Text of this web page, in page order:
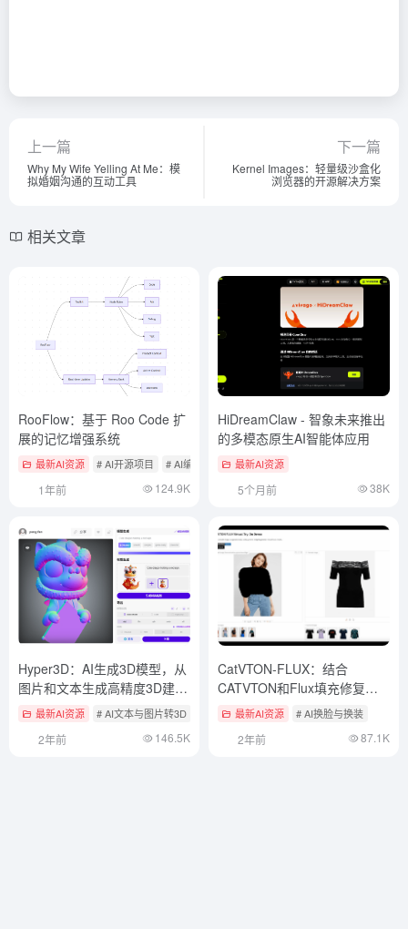
上一篇
Why My Wife Yelling At Me：模
拟婚姻沟通的互动工具
下一篇
Kernel Images：轻量级沙盒化
浏览器的开源解决方案
相关文章
RooFlow：基于 Roo Code 扩
展的记忆增强系统
最新AI资源 # AI开源项目 # AI编程
1年前 124.9K
HiDreamClaw - 智象未来推出
的多模态原生AI智能体应用
最新AI资源
5个月前 38K
Hyper3D：AI生成3D模型，从
图片和文本生成高精度3D建模
（推荐）
最新AI资源 # AI文本与图片转3D
2年前 146.5K
CatVTON-FLUX：结合
CATVTON和Flux填充修复模
型，实现虚拟试穿方案
最新AI资源 # AI换脸与换装
2年前 87.1K